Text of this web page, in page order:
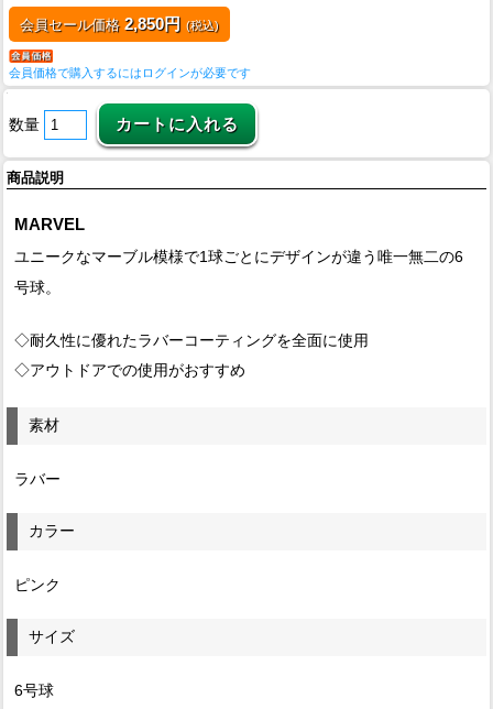
会員セール価格 2,850円 (税込)
会員価格で購入するにはログインが必要です
数量
商品説明
MARVEL
ユニークなマーブル模様で1球ごとにデザインが違う唯一無二の6
号球。
◇耐久性に優れたラバーコーティングを全面に使用
◇アウトドアでの使用がおすすめ
素材
ラバー
カラー
ピンク
サイズ
6号球